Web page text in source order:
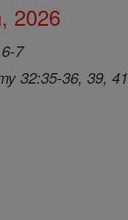
2026
7
32:35-36, 39, 41